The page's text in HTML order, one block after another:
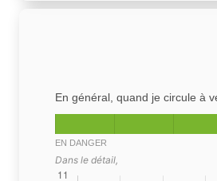
En général, quand je circule à
EN DANGER
Dans le détail,